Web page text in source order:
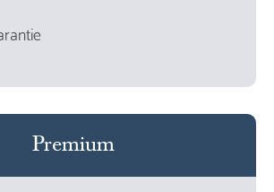
Premium